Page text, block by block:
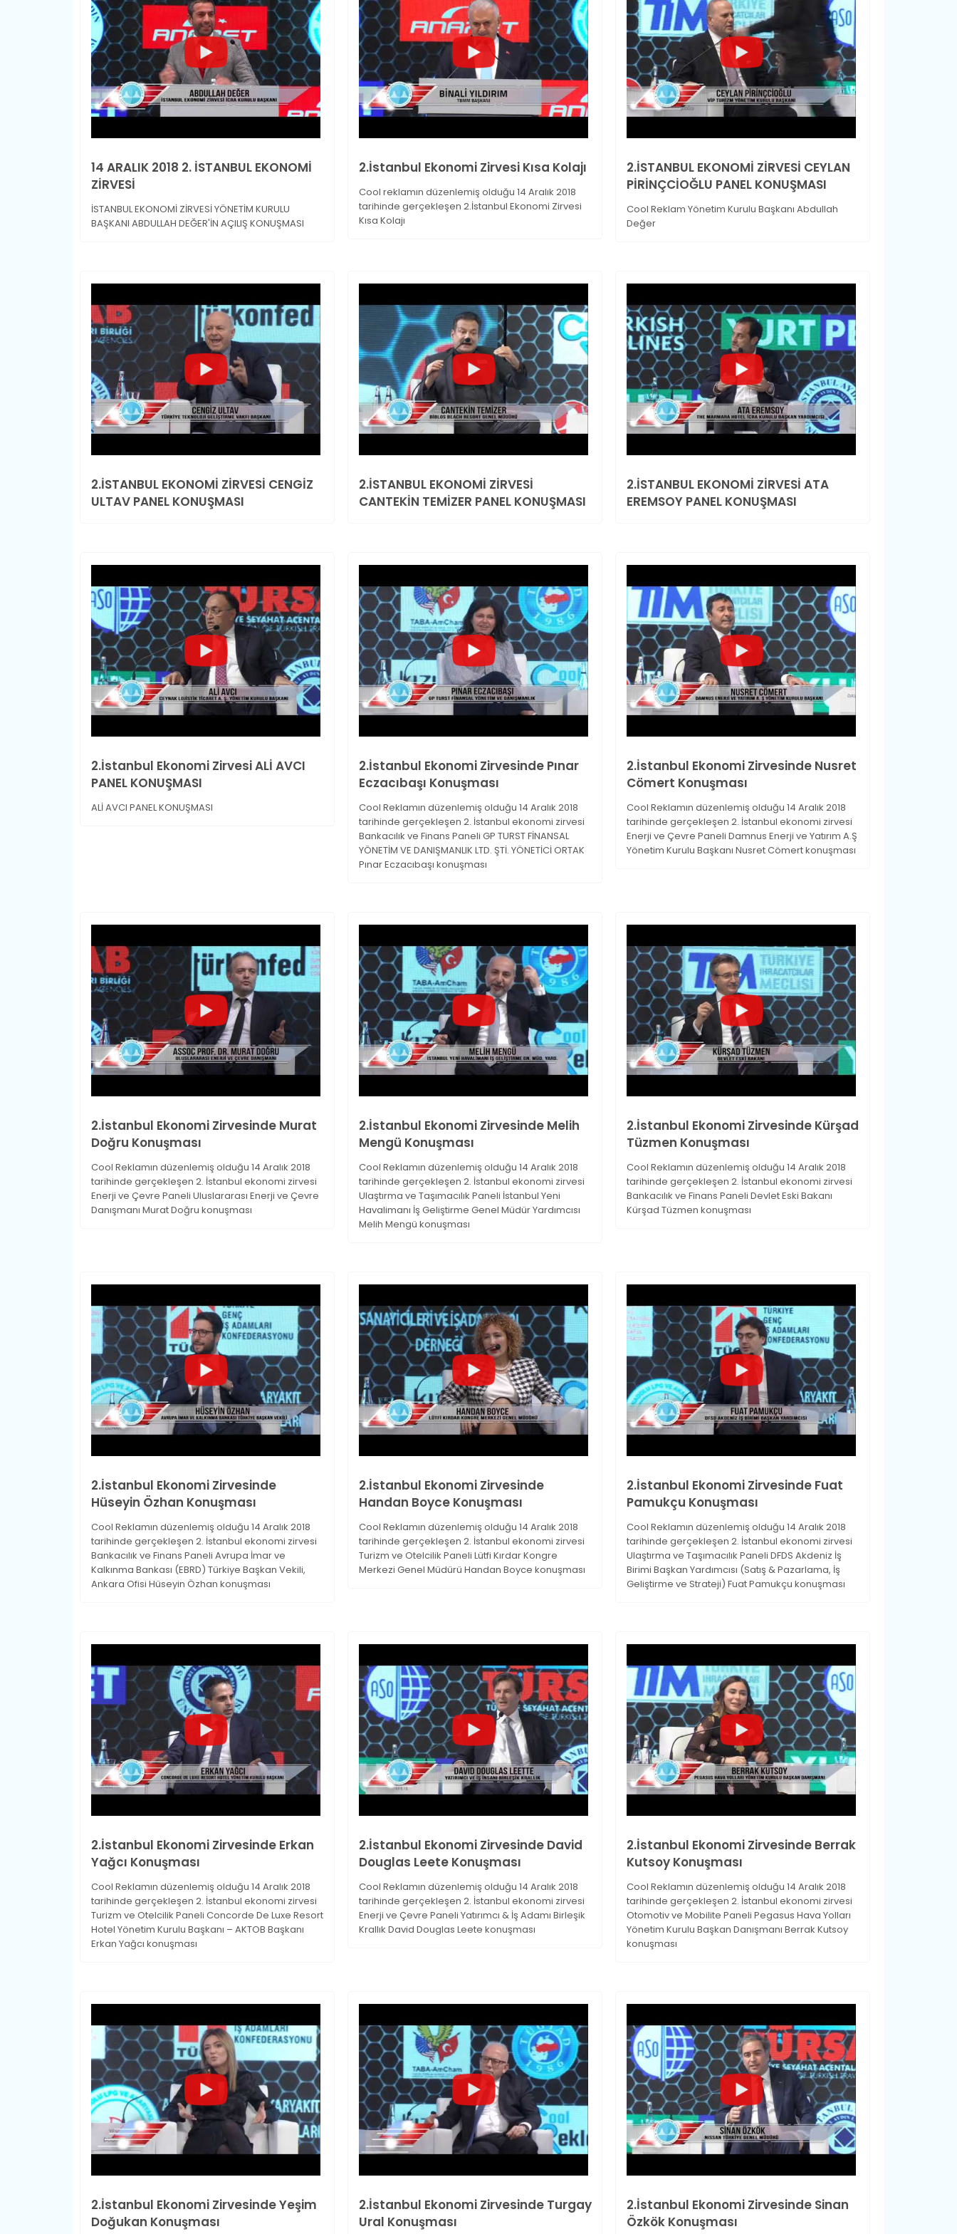
14 ARALIK 2018 2. İSTANBUL EKONOMİ
ZİRVESİ
İSTANBUL EKONOMİ ZİRVESİ YÖNETİM KURULU
BAŞKANI ABDULLAH DEĞER'İN AÇILIŞ KONUŞMASI
2.İstanbul Ekonomi Zirvesi Kısa Kolajı
Cool reklamın düzenlemiş olduğu 14 Aralık 2018
tarihinde gerçekleşen 2.İstanbul Ekonomi Zirvesi
Kısa Kolajı
2.İSTANBUL EKONOMİ ZİRVESİ CEYLAN
PİRİNÇCİOĞLU PANEL KONUŞMASI
Cool Reklam Yönetim Kurulu Başkanı Abdullah
Değer
2.İSTANBUL EKONOMİ ZİRVESİ CENGİZ
ULTAV PANEL KONUŞMASI
2.İSTANBUL EKONOMİ ZİRVESİ
CANTEKİN TEMİZER PANEL KONUŞMASI
2.İSTANBUL EKONOMİ ZİRVESİ ATA
EREMSOY PANEL KONUŞMASI
2.İstanbul Ekonomi Zirvesi ALİ AVCI
PANEL KONUŞMASI
ALİ AVCI PANEL KONUŞMASI
2.İstanbul Ekonomi Zirvesinde Pınar
Eczacıbaşı Konuşması
Cool Reklamın düzenlemiş olduğu 14 Aralık 2018
tarihinde gerçekleşen 2. İstanbul ekonomi zirvesi
Bankacılık ve Finans Paneli GP TURST FİNANSAL
YÖNETİM VE DANIŞMANLIK LTD. ŞTİ. YÖNETİCİ ORTAK
Pınar Eczacıbaşı konuşması
2.İstanbul Ekonomi Zirvesinde Nusret
Cömert Konuşması
Cool Reklamın düzenlemiş olduğu 14 Aralık 2018
tarihinde gerçekleşen 2. İstanbul ekonomi zirvesi
Enerji ve Çevre Paneli Damnus Enerji ve Yatırım A.Ş
Yönetim Kurulu Başkanı Nusret Cömert konuşması
2.İstanbul Ekonomi Zirvesinde Murat
Doğru Konuşması
Cool Reklamın düzenlemiş olduğu 14 Aralık 2018
tarihinde gerçekleşen 2. İstanbul ekonomi zirvesi
Enerji ve Çevre Paneli Uluslararası Enerji ve Çevre
Danışmanı Murat Doğru konuşması
2.İstanbul Ekonomi Zirvesinde Melih
Mengü Konuşması
Cool Reklamın düzenlemiş olduğu 14 Aralık 2018
tarihinde gerçekleşen 2. İstanbul ekonomi zirvesi
Ulaştırma ve Taşımacılık Paneli İstanbul Yeni
Havalimanı İş Geliştirme Genel Müdür Yardımcısı
Melih Mengü konuşması
2.İstanbul Ekonomi Zirvesinde Kürşad
Tüzmen Konuşması
Cool Reklamın düzenlemiş olduğu 14 Aralık 2018
tarihinde gerçekleşen 2. İstanbul ekonomi zirvesi
Bankacılık ve Finans Paneli Devlet Eski Bakanı
Kürşad Tüzmen konuşması
2.İstanbul Ekonomi Zirvesinde
Hüseyin Özhan Konuşması
Cool Reklamın düzenlemiş olduğu 14 Aralık 2018
tarihinde gerçekleşen 2. İstanbul ekonomi zirvesi
Bankacılık ve Finans Paneli Avrupa İmar ve
Kalkınma Bankası (EBRD) Türkiye Başkan Vekili,
Ankara Ofisi Hüseyin Özhan konuşması
2.İstanbul Ekonomi Zirvesinde
Handan Boyce Konuşması
Cool Reklamın düzenlemiş olduğu 14 Aralık 2018
tarihinde gerçekleşen 2. İstanbul ekonomi zirvesi
Turizm ve Otelcilik Paneli Lütfi Kırdar Kongre
Merkezi Genel Müdürü Handan Boyce konuşması
2.İstanbul Ekonomi Zirvesinde Fuat
Pamukçu Konuşması
Cool Reklamın düzenlemiş olduğu 14 Aralık 2018
tarihinde gerçekleşen 2. İstanbul ekonomi zirvesi
Ulaştırma ve Taşımacılık Paneli DFDS Akdeniz İş
Birimi Başkan Yardımcısı (Satış & Pazarlama, İş
Geliştirme ve Strateji) Fuat Pamukçu konuşması
2.İstanbul Ekonomi Zirvesinde Erkan
Yağcı Konuşması
Cool Reklamın düzenlemiş olduğu 14 Aralık 2018
tarihinde gerçekleşen 2. İstanbul ekonomi zirvesi
Turizm ve Otelcilik Paneli Concorde De Luxe Resort
Hotel Yönetim Kurulu Başkanı – AKTOB Başkanı
Erkan Yağcı konuşması
2.İstanbul Ekonomi Zirvesinde David
Douglas Leete Konuşması
Cool Reklamın düzenlemiş olduğu 14 Aralık 2018
tarihinde gerçekleşen 2. İstanbul ekonomi zirvesi
Enerji ve Çevre Paneli Yatırımcı & İş Adamı Birleşik
Krallık David Douglas Leete konuşması
2.İstanbul Ekonomi Zirvesinde Berrak
Kutsoy Konuşması
Cool Reklamın düzenlemiş olduğu 14 Aralık 2018
tarihinde gerçekleşen 2. İstanbul ekonomi zirvesi
Otomotiv ve Mobilite Paneli Pegasus Hava Yolları
Yönetim Kurulu Başkan Danışmanı Berrak Kutsoy
konuşması
2.İstanbul Ekonomi Zirvesinde Yeşim
Doğukan Konuşması
2.İstanbul Ekonomi Zirvesinde Turgay
Ural Konuşması
2.İstanbul Ekonomi Zirvesinde Sinan
Özkök Konuşması